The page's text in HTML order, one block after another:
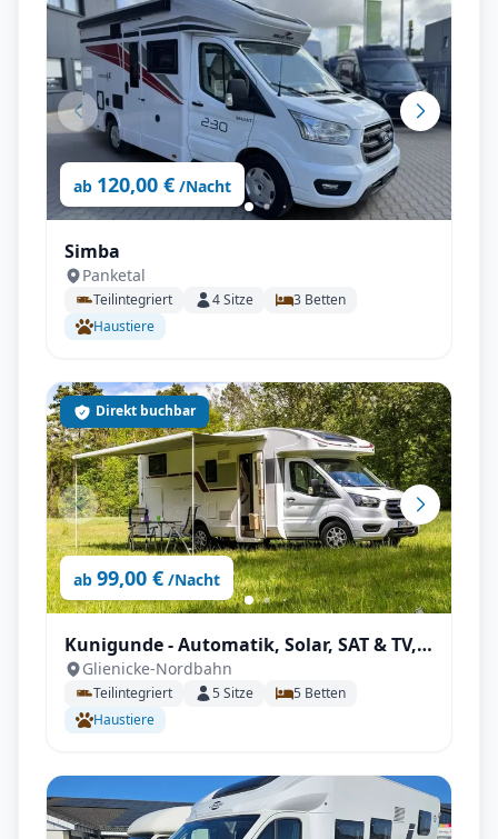
ab 120,00 € /Nacht
Simba
Panketal
Teilintegriert 4Sitze 3 Betten
Haustiere
ab 99,00 € /Nacht
Direkt buchbar
Kunigunde - Automatik, Solar, SAT & TV,
viel Platz
Glienicke-Nordbahn
Teilintegriert 5Sitze 5 Betten
Haustiere